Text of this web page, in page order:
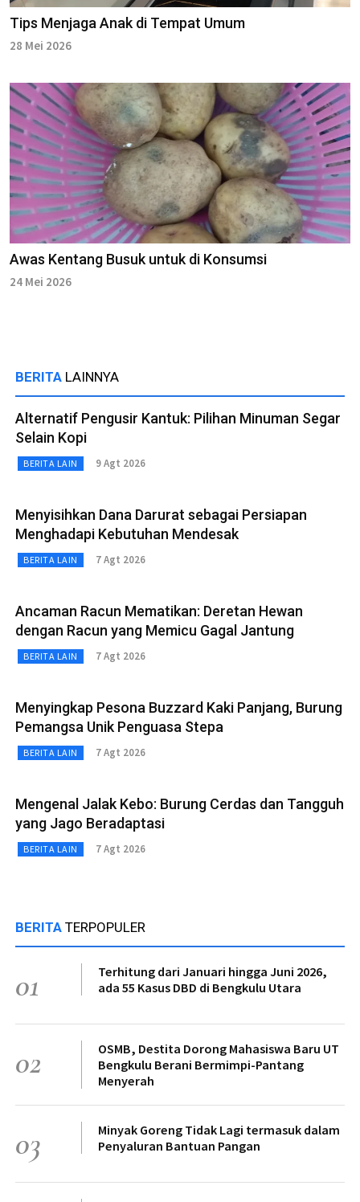
Tips Menjaga Anak di Tempat Umum
28 Mei 2026
Awas Kentang Busuk untuk di Konsumsi
24 Mei 2026
BERITA LAINNYA
Alternatif Pengusir Kantuk: Pilihan Minuman Segar
Selain Kopi
BERITA LAIN 9 Agt 2026
Menyisihkan Dana Darurat sebagai Persiapan
Menghadapi Kebutuhan Mendesak
BERITA LAIN 7 Agt 2026
Ancaman Racun Mematikan: Deretan Hewan
dengan Racun yang Memicu Gagal Jantung
BERITA LAIN 7 Agt 2026
Menyingkap Pesona Buzzard Kaki Panjang, Burung
Pemangsa Unik Penguasa Stepa
BERITA LAIN 7 Agt 2026
Mengenal Jalak Kebo: Burung Cerdas dan Tangguh
yang Jago Beradaptasi
BERITA LAIN 7 Agt 2026
BERITA TERPOPULER
01
Terhitung dari Januari hingga Juni 2026,
ada 55 Kasus DBD di Bengkulu Utara
02
OSMB, Destita Dorong Mahasiswa Baru UT
Bengkulu Berani Bermimpi-Pantang
Menyerah
03
Minyak Goreng Tidak Lagi termasuk dalam
Penyaluran Bantuan Pangan